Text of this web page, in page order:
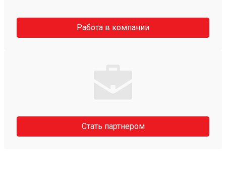
Работа в компании
Стать партнером